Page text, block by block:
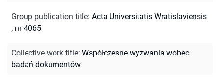
Group publication title: Acta Universitatis Wratislaviensis
; nr 4065
Collective work title: Współczesne wyzwania wobec
badań dokumentów